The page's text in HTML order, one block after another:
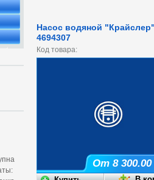
Насос водяной
4694307
Код товара:
От 8 300.00